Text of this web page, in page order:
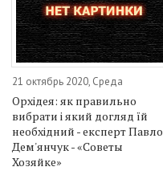
21 октябрь 2020, Среда
Орхідея: як правильно
вибрати і який догляд їй
необхідний - експерт Павло
Дем'янчук - «Советы
Хозяйке»